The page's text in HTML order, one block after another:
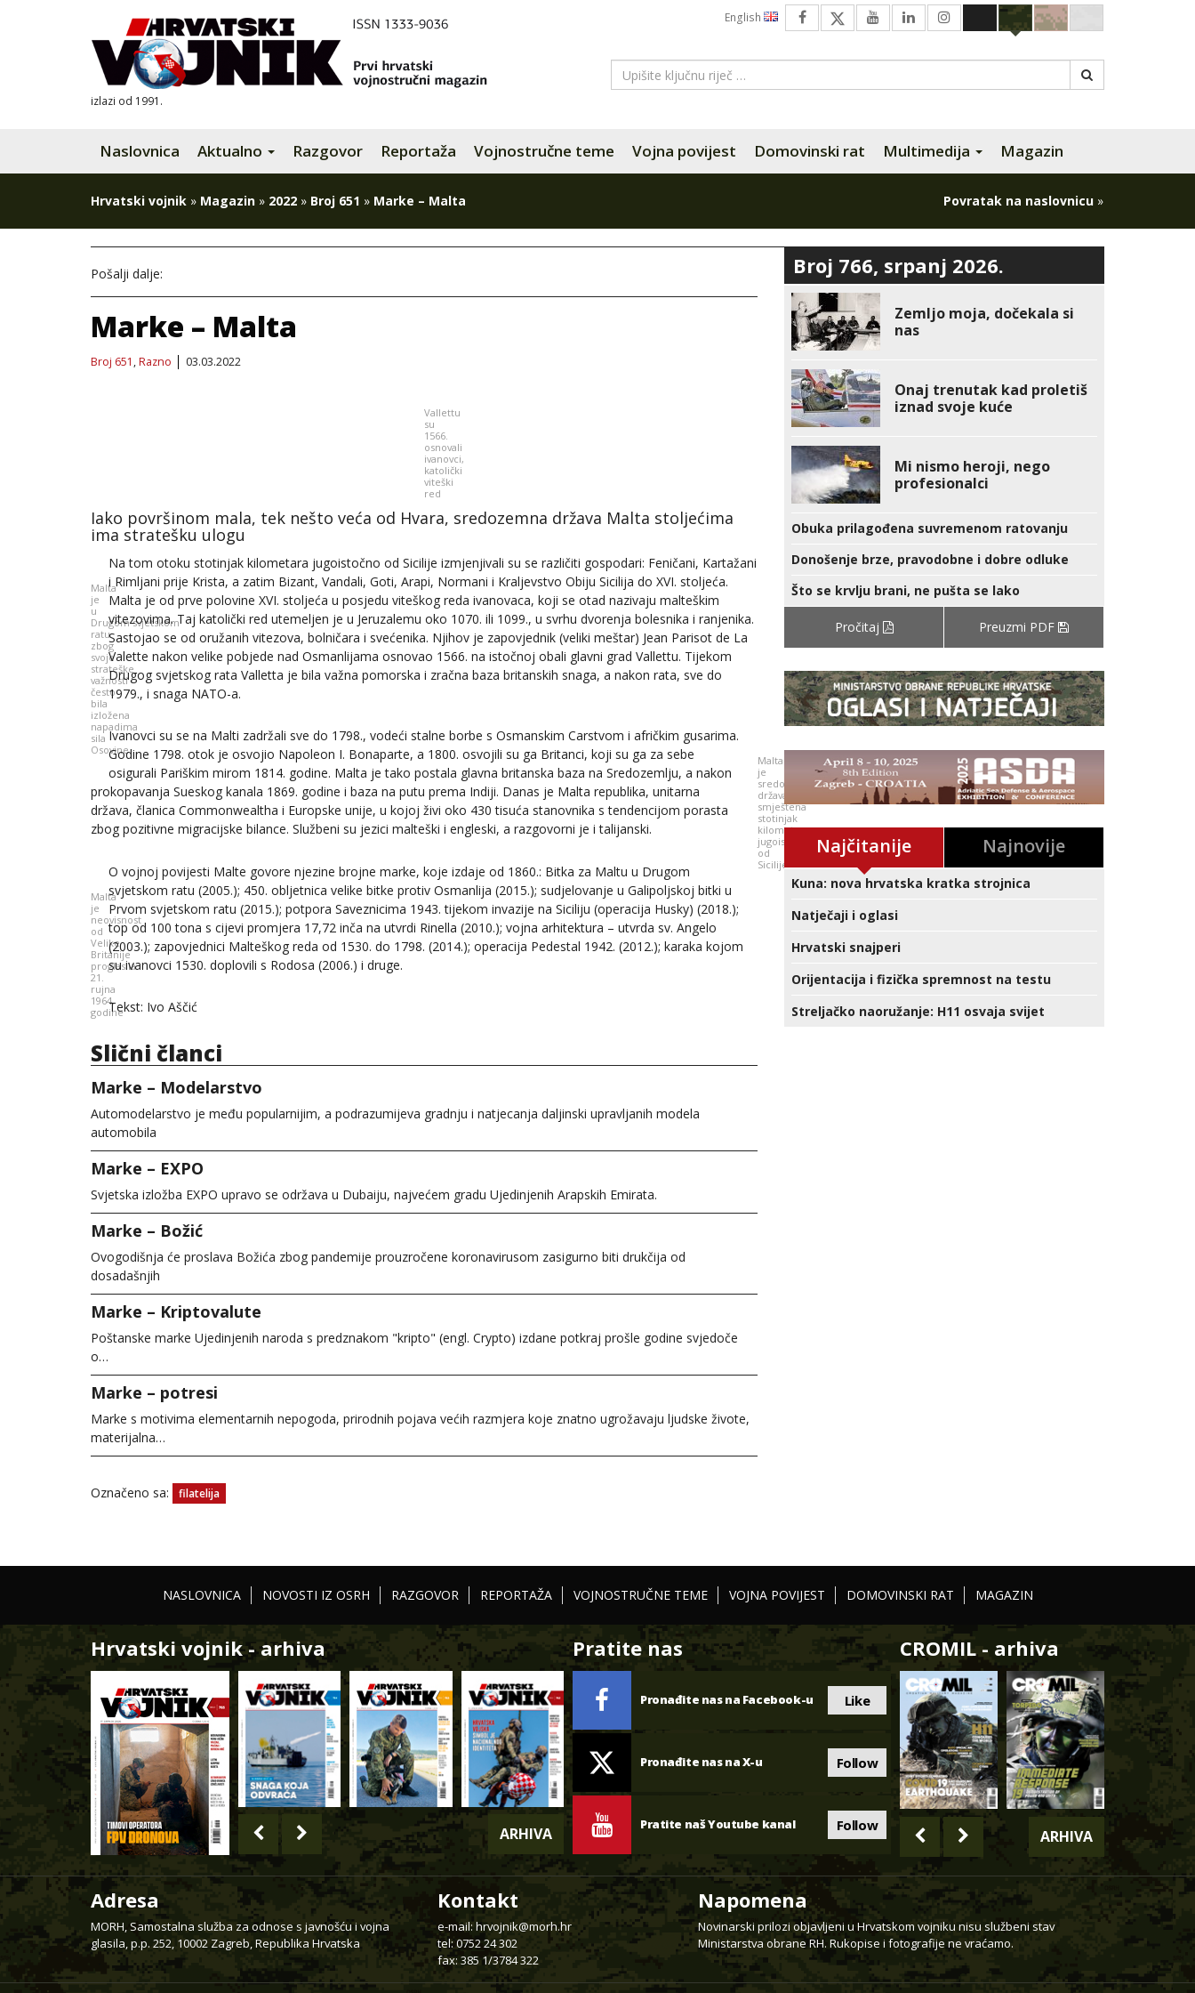
izlazi od 1991.
English
Naslovnica Aktualno Razgovor Reportaža Vojnostručne teme Vojna povijest Domovinski rat Multimedija Magazin
Hrvatski vojnik » Magazin » 2022 » Broj 651 » Marke – Malta Povratak na naslovnicu »
Pošalji dalje:
Marke – Malta
Broj 651 ,Razno 03.03.2022
Vallettu
su
1566.
osnovali
ivanovci,
katolički
viteški
red
Iako površinom mala, tek nešto veća od Hvara, sredozemna država Malta stoljećima
ima stratešku ulogu
Malta
je
u
Drugom svjetskom
ratu
zbog
svoje
strateške
važnosti
često
bila
izložena
napadima
sila
Osovine
Na tom otoku stotinjak kilometara jugoistočno od Sicilije izmjenjivali su se različiti gospodari: Feničani, Kartažani
i Rimljani prije Krista, a zatim Bizant, Vandali, Goti, Arapi, Normani i Kraljevstvo Obiju Sicilija do XVI. stoljeća.
Malta je od prve polovine XVI. stoljeća u posjedu viteškog reda ivanovaca, koji se otad nazivaju malteškim
vitezovima. Taj katolički red utemeljen je u Jeruzalemu oko 1070. ili 1099., u svrhu dvorenja bolesnika i ranjenika.
Sastojao se od oružanih vitezova, bolničara i svećenika. Njihov je zapovjednik (veliki meštar) Jean Parisot de La
Valette nakon velike pobjede nad Osmanlijama osnovao 1566. na istočnoj obali glavni grad Vallettu. Tijekom
Drugog svjetskog rata Valletta je bila važna pomorska i zračna baza britanskih snaga, a nakon rata, sve do
1979., i snaga NATO-a.
Malta
je
sredozemna
država,
smještena
stotinjak
kilometara
jugoistočno
od
Sicilije
Ivanovci su se na Malti zadržali sve do 1798., vodeći stalne borbe s Osmanskim Carstvom i afričkim gusarima.
Godine 1798. otok je osvojio Napoleon I. Bonaparte, a 1800. osvojili su ga Britanci, koji su ga za sebe
osigurali Pariškim mirom 1814. godine. Malta je tako postala glavna britanska baza na Sredozemlju, a nakon
prokopavanja Sueskog kanala 1869. godine i baza na putu prema Indiji. Danas je Malta republika, unitarna
država, članica Commonwealtha i Europske unije, u kojoj živi oko 430 tisuća stanovnika s tendencijom porasta
zbog pozitivne migracijske bilance. Službeni su jezici malteški i engleski, a razgovorni je i talijanski.
Malta
je
neovisnost
od
Velike
Britanije
proglasila
21.
rujna
1964.
godine
O vojnoj povijesti Malte govore njezine brojne marke, koje izdaje od 1860.: Bitka za Maltu u Drugom
svjetskom ratu (2005.); 450. obljetnica velike bitke protiv Osmanlija (2015.); sudjelovanje u Galipoljskoj bitki u
Prvom svjetskom ratu (2015.); potpora Saveznicima 1943. tijekom invazije na Siciliju (operacija Husky) (2018.);
top od 100 tona s cijevi promjera 17,72 inča na utvrdi Rinella (2010.); vojna arhitektura – utvrda sv. Angelo
(2003.); zapovjednici Malteškog reda od 1530. do 1798. (2014.); operacija Pedestal 1942. (2012.); karaka kojom
su ivanovci 1530. doplovili s Rodosa (2006.) i druge.
Tekst: Ivo Aščić
Slični članci
Marke – Modelarstvo
Automodelarstvo je među popularnijim, a podrazumijeva gradnju i natjecanja daljinski upravljanih modela
automobila
Marke – EXPO
Svjetska izložba EXPO upravo se održava u Dubaiju, najvećem gradu Ujedinjenih Arapskih Emirata.
Marke – Božić
Ovogodišnja će proslava Božića zbog pandemije prouzročene koronavirusom zasigurno biti drukčija od
dosadašnjih
Marke – Kriptovalute
Poštanske marke Ujedinjenih naroda s predznakom "kripto" (engl. Crypto) izdane potkraj prošle godine svjedoče
o…
Marke – potresi
Marke s motivima elementarnih nepogoda, prirodnih pojava većih razmjera koje znatno ugrožavaju ljudske živote,
materijalna…
Označeno sa: filatelija
Broj 766, srpanj 2026.
Zemljo moja, dočekala si
nas
Onaj trenutak kad proletiš
iznad svoje kuće
Mi nismo heroji, nego
profesionalci
Obuka prilagođena suvremenom ratovanju
Donošenje brze, pravodobne i dobre odluke
Što se krvlju brani, ne pušta se lako
Pročitaj Preuzmi PDF
Najčitanije Najnovije
Kuna: nova hrvatska kratka strojnica
Natječaji i oglasi
Hrvatski snajperi
Orijentacija i fizička spremnost na testu
Streljačko naoružanje: H11 osvaja svijet
NASLOVNICA NOVOSTI IZ OSRH RAZGOVOR REPORTAŽA VOJNOSTRUČNE TEME VOJNA POVIJEST DOMOVINSKI RAT MAGAZIN
Hrvatski vojnik - arhiva
ARHIVA
Pratite nas
Pronađite nas na Facebook-u Like
Pronađite nas na X-u Follow
Pratite naš Youtube kanal Follow
CROMIL - arhiva
ARHIVA
Adresa
MORH, Samostalna služba za odnose s javnošću i vojna
glasila, p.p. 252, 10002 Zagreb, Republika Hrvatska
Kontakt
e-mail:hrvojnik@morh.hr
tel: 0752 24 302
fax: 385 1/3784 322
Napomena
Novinarski prilozi objavljeni u Hrvatskom vojniku nisu službeni stav
Ministarstva obrane RH. Rukopise i fotografije ne vraćamo.